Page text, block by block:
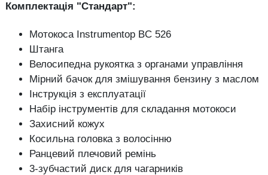
Комплектація "Стандарт":
Мотокоса Instrumentop BC 526
Штанга
Велосипедна рукоятка з органами управління
Мірний бачок для змішування бензину з маслом
Інструкція з експлуатації
Набір інструментів для складання мотокоси
Захисний кожух
Косильна головка з волосінню
Ранцевий плечовий ремінь
3-зубчастий диск для чагарників